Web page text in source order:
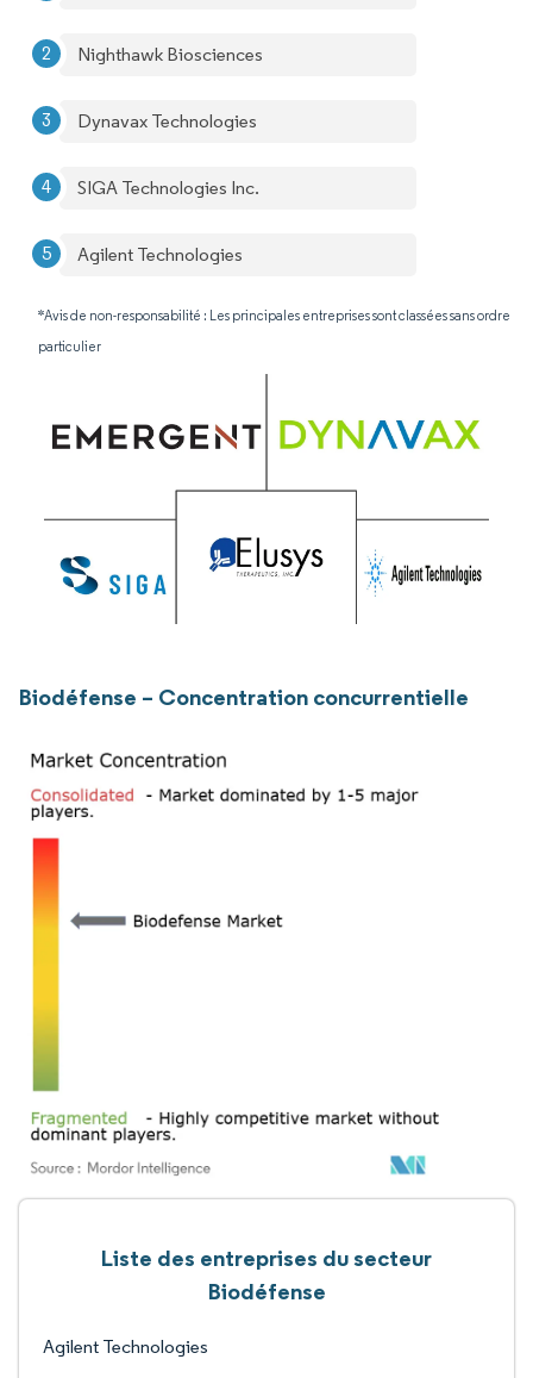
Nighthawk Biosciences
Dynavax Technologies
SIGA Technologies Inc.
Agilent Technologies
*Avis de non-responsabilité : Les principales entreprises sont classées sans ordre
particulier
Biodéfense – Concentration concurrentielle
Liste des entreprises du secteur
Biodéfense
Agilent Technologies